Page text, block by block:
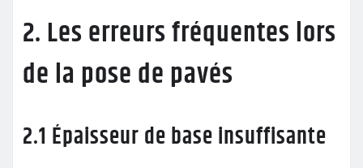
2. Les erreurs fréquentes lors
de la pose de pavés
2.1 Épaisseur de base insuffisante